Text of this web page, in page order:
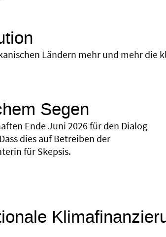
Ländern mehr und mehr die
Segen
Ende Juni 2026 für den Dialog
dies auf Betreiben der
für Skepsis.